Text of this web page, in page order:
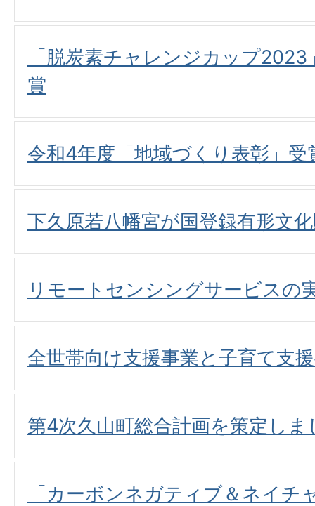
「脱炭素チャレンジカップ
賞
令和4年度「地域づくり表彰」受
下久原若八幡宮が国登録有形文
リモートセンシングサービスの
全世帯向け支援事業と子育て支
第4次久山町総合計画を策定しま
「カーボンネガティブ＆ネイチ